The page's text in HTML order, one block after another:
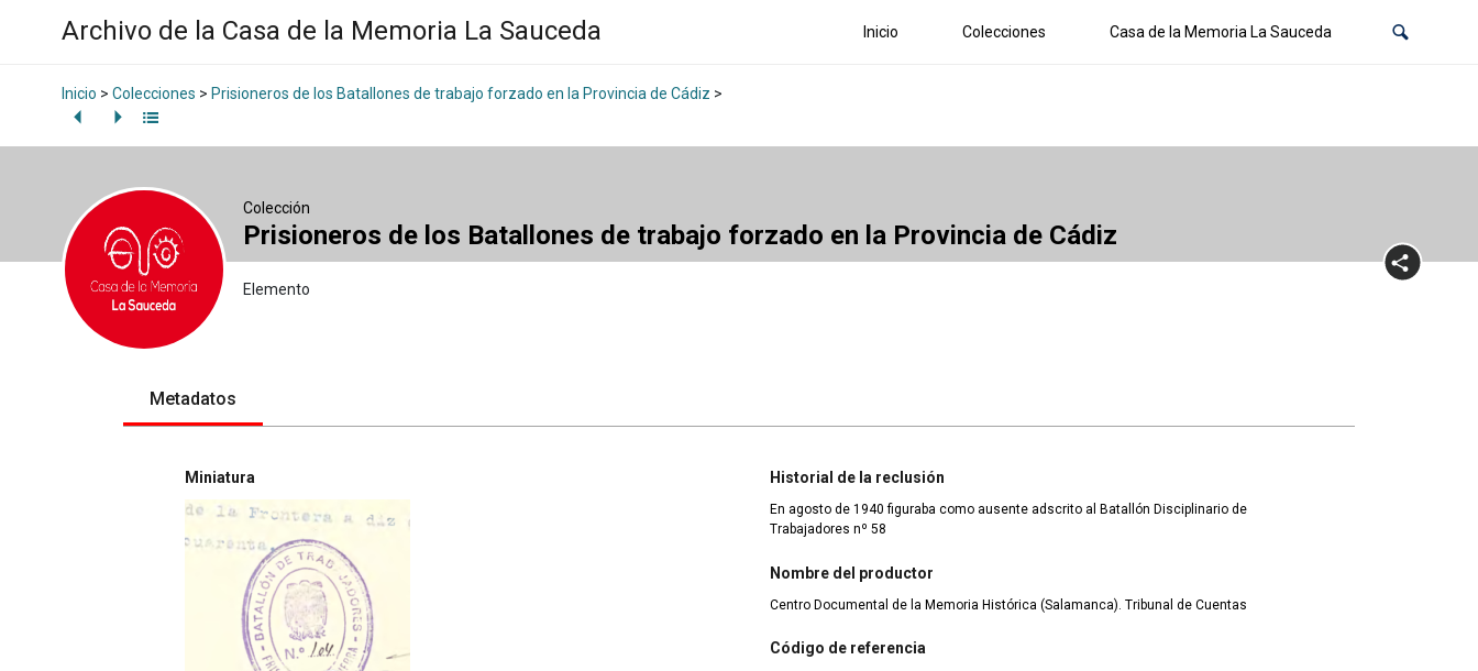
Archivo de la Casa de la Memoria La Sauceda Inicio Colecciones Casa de la Memoria La Sauceda
Inicio > Colecciones > Prisioneros de los Batallones de trabajo forzado en la Provincia de Cádiz >
Colección
Prisioneros de los Batallones de trabajo forzado en la Provincia de Cádiz
Elemento
Metadatos
Miniatura Historial de la reclusión
En agosto de 1940 figuraba como ausente adscrito al Batallón Disciplinario de
Trabajadores nº 58
Nombre del productor
Centro Documental de la Memoria Histórica (Salamanca). Tribunal de Cuentas
Código de referencia